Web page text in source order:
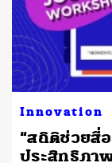
Innovation
“สถิติช่วยสื่
ประสิทธิภา